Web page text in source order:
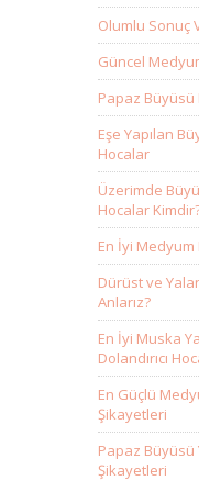
Olumlu Sonuç
Güncel
Papaz Büyüsü
Eşe Yapılan
Hocalar
Üzerimde
Hocalar
En İyi
Dürüst ve
Anlarız?
En İyi Muska
Dolandırıcı
En Güçlü
Şikayetleri
Papaz Büyüsü
Şikayetleri